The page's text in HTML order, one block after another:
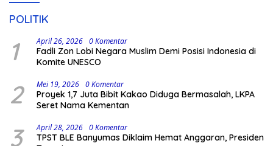
POLITIK
1 April 26, 2026 0 Komentar
Fadli Zon Lobi Negara Muslim Demi Posisi Indonesia di
Komite UNESCO
2 Mei 19, 2026 0 Komentar
Proyek 1,7 Juta Bibit Kakao Diduga Bermasalah, LKPA
Seret Nama Kementan
3 April 28, 2026 0 Komentar
TPST BLE Banyumas Diklaim Hemat Anggaran, Presiden